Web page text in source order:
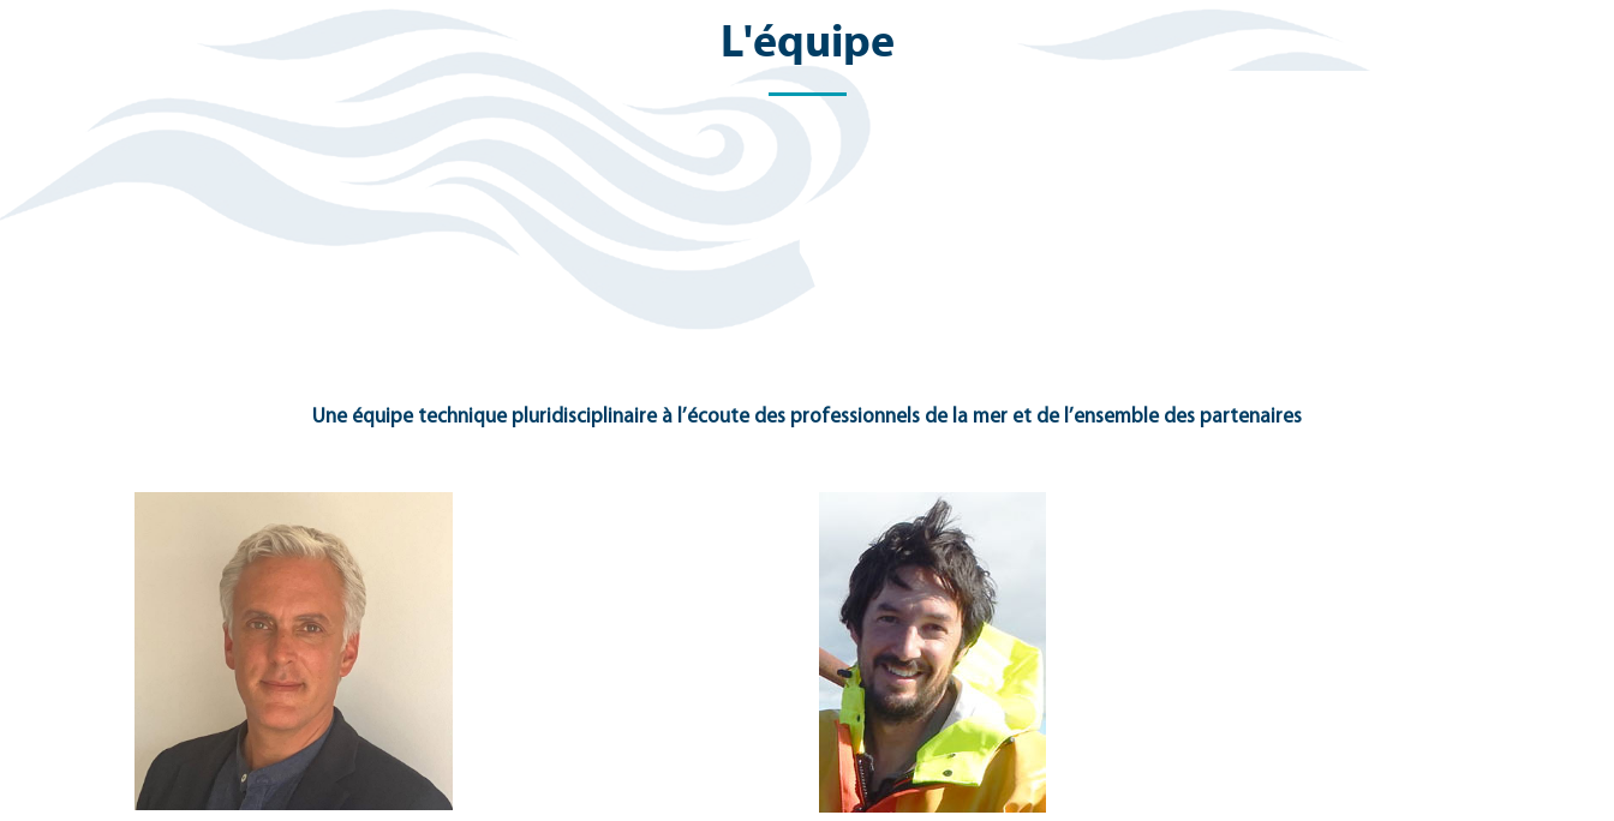
L'équipe
Une équipe technique pluridisciplinaire à l’écoute des professionnels de la mer et de l’ensemble des partenaires